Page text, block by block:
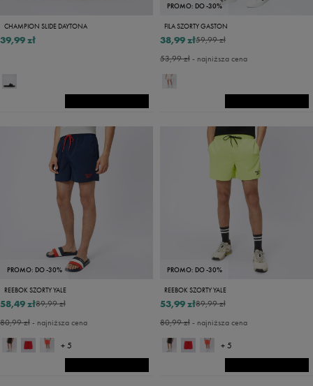
CHAMPION SLIDE DAYTONA
39,99 zł
PROMO: DO -30%
FILA SZORTY GASTON
59,99 zł
38,99 zł
53,99 zł- najniższa cena
PROMO: DO -30%
REEBOK SZORTY YALE
89,99 zł
58,49 zł
80,99 zł- najniższa cena
+ 5
PROMO: DO -30%
REEBOK SZORTY YALE
89,99 zł
53,99 zł
80,99 zł- najniższa cena
+ 5